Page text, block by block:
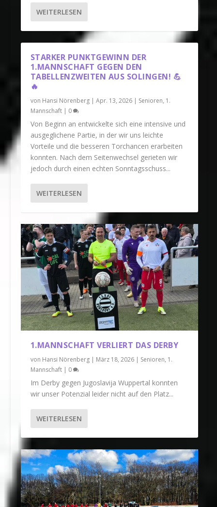
WEITERLESEN
STARKER PUNKTGEWINN DER
1.MANNSCHAFT GEGEN DEN
TABELLENZWEITEN AUS SOLINGEN! 💪
🔥
von Hansi Nörenberg| Apr. 13, 2026| Senioren, 1.
Mannschaft| 0
Von Beginn an entwickelte sich eine intensive und
ausgeglichene Partie, in der wir uns leichte
Vorteile und die besseren Torchancen erarbeiten
konnten. Nach dem Seitenwechsel gerieten wir
jedoch durch einen echten Sonntagsschuss...
WEITERLESEN
1.MANNSCHAFT VERLIERT DAS DERBY
von Hansi Nörenberg| März 18, 2026| Senioren, 1.
Mannschaft| 0
Im Derby gegen Jugoslavija Wuppertal konnten
wir unser Potenzial leider nicht auf den Platz...
WEITERLESEN